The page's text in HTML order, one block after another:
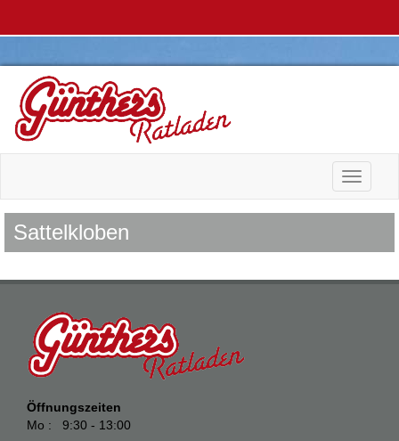
Toggle
Sattelkloben
Öffnungszeiten
Mo : 9:30 - 13:00